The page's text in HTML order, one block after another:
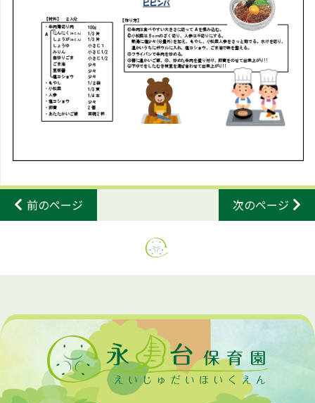
前のページ 次のページ